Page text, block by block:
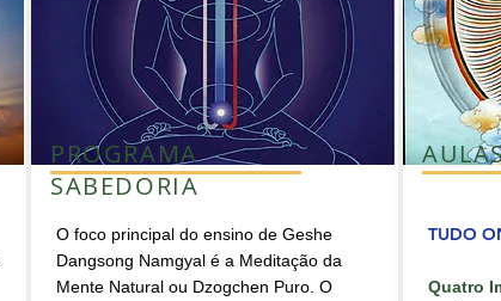
PROGRAMA
SABEDORIA
O foco principal do ensino de Geshe
Dangsong Namgyal é a Meditação da
Mente Natural ou Dzogchen Puro. O
TUDO
Quatro